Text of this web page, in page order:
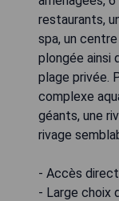
restaurants,
spa, un
plongée ainsi
plage privée.
complexe
géants, une
rivage
- Accès
- Large choix